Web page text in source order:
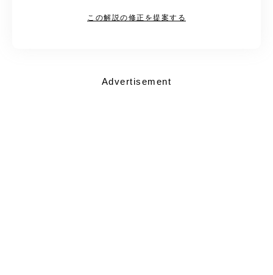
この解説の修正を提案する
Advertisement